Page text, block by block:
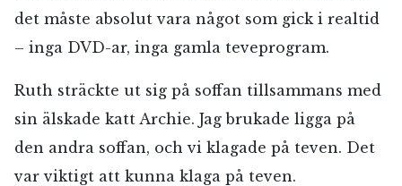
det måste absolut vara något som gick i realtid
– inga DVD-ar, inga gamla teveprogram.
Ruth sträckte ut sig på soffan tillsammans med
sin älskade katt Archie. Jag brukade ligga på
den andra soffan, och vi klagade på teven. Det
var viktigt att kunna klaga på teven.